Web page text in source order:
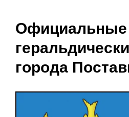
Официальные
города